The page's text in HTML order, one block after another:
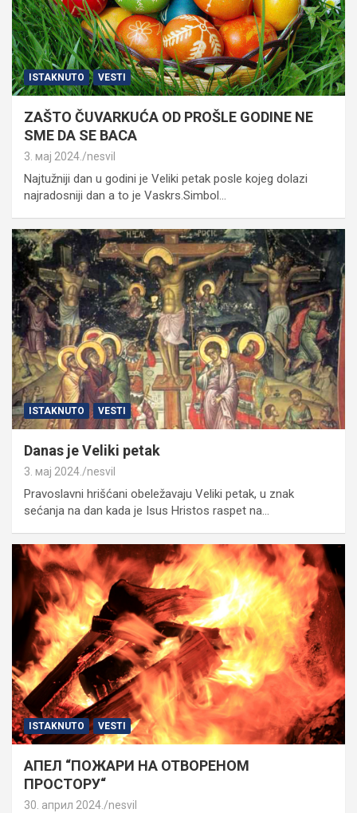
ISTAKNUTO VESTI
ZAŠTO ČUVARKUĆA OD PROŠLE GODINE NE
SME DA SE BACA
3. мај 2024. nesvil
Najtužniji dan u godini je Veliki petak posle kojeg dolazi
najradosniji dan a to je Vaskrs.Simbol…
ISTAKNUTO VESTI
Danas je Veliki petak
3. мај 2024. nesvil
Pravoslavni hrišćani obeležavaju Veliki petak, u znak
sećanja na dan kada je Isus Hristos raspet na…
ISTAKNUTO VESTI
АПЕЛ “ПОЖАРИ НА ОТВОРЕНОМ
ПРОСТОРУ“
30. април 2024. nesvil